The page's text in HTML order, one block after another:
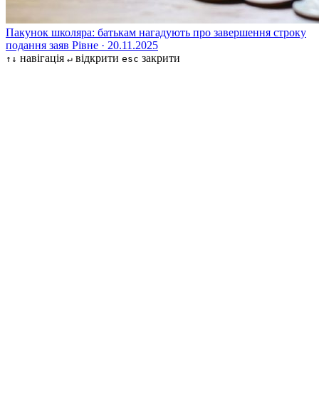
Пакунок школяра: батькам нагадують про завершення строку
подання заяв Рівне · 20.11.2025
↑↓ навігація ↵ відкрити esc закрити